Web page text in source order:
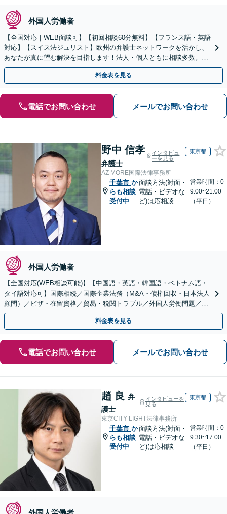
外国人労働者
【全国対応｜WEB面談可】【初回相談60分無料】【フランス語・英語
対応】【スイス法ジュリスト】欧州の弁護士ネットワークを活かし、
あなたが真に望む解決を目指します！法人・個人ともに相談多数。細
やかな連絡と粘り強い交渉を徹底【休日・夜間相談可】
料金表を見る
電話でお問い合わせ メールでお問い合わせ
野中 信孝
弁護士
インタビュ
ーを見る
東京都
AZ MORE国際法律事務所
千葉市 か
らも相談
受付中
面談方法(対面・
電話・ビデオな
ど)は応相談
営業時間：0
9:00~21:00
（平日）
外国人労働者
【全国対応(WEB相談可能)】【中国語・英語・韓国語・ベトナム語・
タイ語対応可】国際相続／国際企業法務（M&A・債権回収・日本法人
顧問）／ビザ・在留資格／貿易・税関トラブル／外国人労働問題／外
国人刑事事件など、幅広いご相談に対応可能
料金表を見る
電話でお問い合わせ メールでお問い合わせ
趙 良 弁
護士
インタビューを
見る
東京都
東京CITY LIGHT法律事務所
千葉市 か
らも相談
受付中
面談方法(対面・
電話・ビデオな
ど)は応相談
営業時間：0
9:30~17:00
（平日）